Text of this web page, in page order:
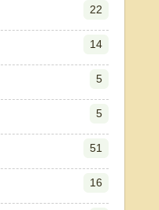
22
14
5
5
51
16